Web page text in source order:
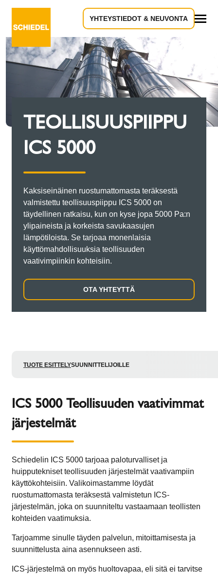
YHTEYSTIEDOT & NEUVONTA
TEOLLISUUSPIIPPU
ICS 5000
Kaksiseinäinen ruostumattomasta teräksestä
valmistettu teollisuuspiippu ICS 5000 on
täydellinen ratkaisu, kun on kyse jopa 5000 Pa:n
ylipaineista ja korkeista savukaasujen
lämpötiloista. Se tarjoaa monenlaisia
käyttömahdollisuuksia teollisuuden
vaativimpiinkin kohteisiin.
OTA YHTEYTTÄ
TUOTE ESITTELYSUUNNITTELIJOILLE
ICS 5000 Teollisuuden vaativimmat
järjestelmät
Schiedelin ICS 5000 tarjoaa paloturvalliset ja
huipputekniset teollisuuden järjestelmät vaativampiin
käyttökohteisiin. Valikoimastamme löydät
ruostumattomasta teräksestä valmistetun ICS-
järjestelmän, joka on suunniteltu vastaamaan teollisten
kohteiden vaatimuksia.
Tarjoamme sinulle täyden palvelun, mitoittamisesta ja
suunnittelusta aina asennukseen asti.
ICS-järjestelmä on myös huoltovapaa, eli sitä ei tarvitse